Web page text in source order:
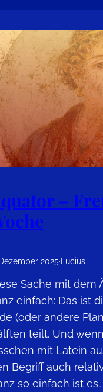
–
2025·Lucius
Sache mit dem
einfach: Das ist
(oder andere
teilt. Und
mit Latein
Begriff auch
so einfach ist es…